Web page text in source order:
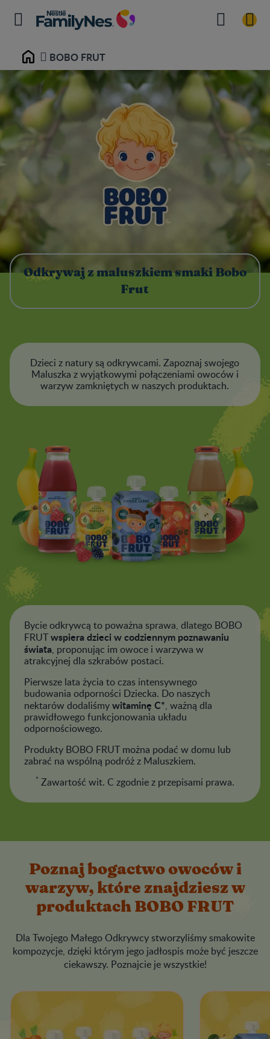
Home BOBO FRUT
Odkrywaj z maluszkiem smaki Bobo
Frut
Dzieci z natury są odkrywcami. Zapoznaj swojego
Maluszka z wyjątkowymi połączeniami owoców i
warzyw zamkniętych w naszych produktach.
Bycie odkrywcą to poważna sprawa, dlatego BOBO
FRUTwspiera dzieci w codziennym poznawaniu
świata, proponując im owoce i warzywa w
atrakcyjnej dla szkrabów postaci.
Pierwsze lata życia to czas intensywnego
budowania odporności Dziecka. Do naszych
nektarów dodaliśmywitaminę C*, ważną dla
prawidłowego funkcjonowania układu
odpornościowego.
Produkty BOBO FRUT można podać w domu lub
zabrać na wspólną podróż z Maluszkiem.
* Zawartość wit. C zgodnie z przepisami prawa.
Poznaj bogactwo owoców i
warzyw, które znajdziesz w
produktach BOBO FRUT
Dla Twojego Małego Odkrywcy stworzyliśmy smakowite
kompozycje, dzięki którym jego jadłospis może być jeszcze
ciekawszy. Poznajcie je wszystkie!